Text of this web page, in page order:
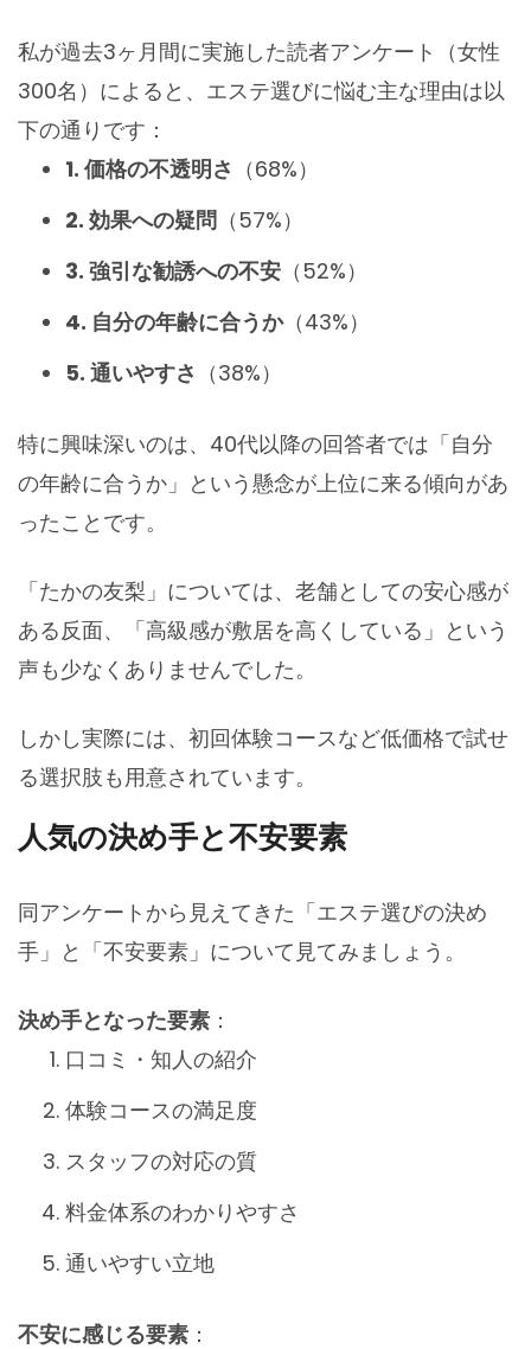
私が過去3ヶ月間に実施した読者アンケート（女性
300名）によると、エステ選びに悩む主な理由は以
下の通りです：
1. 価格の不透明さ （68%）
2. 効果への疑問 （57%）
3. 強引な勧誘への不安 （52%）
4. 自分の年齢に合うか（43%）
5. 通いやすさ （38%）
特に興味深いのは、40代以降の回答者では「自分
の年齢に合うか」という懸念が上位に来る傾向があ
ったことです。
「たかの友梨」については、老舗としての安心感が
ある反面、「高級感が敷居を高くしている」という
声も少なくありませんでした。
しかし実際には、初回体験コースなど低価格で試せ
る選択肢も用意されています。
人気の決め手と不安要素
同アンケートから見えてきた「エステ選びの決め
手」と「不安要素」について見てみましょう。
決め手となった要素 ：
口コミ・知人の紹介
体験コースの満足度
スタッフの対応の質
料金体系のわかりやすさ
通いやすい立地
不安に感じる要素 ：